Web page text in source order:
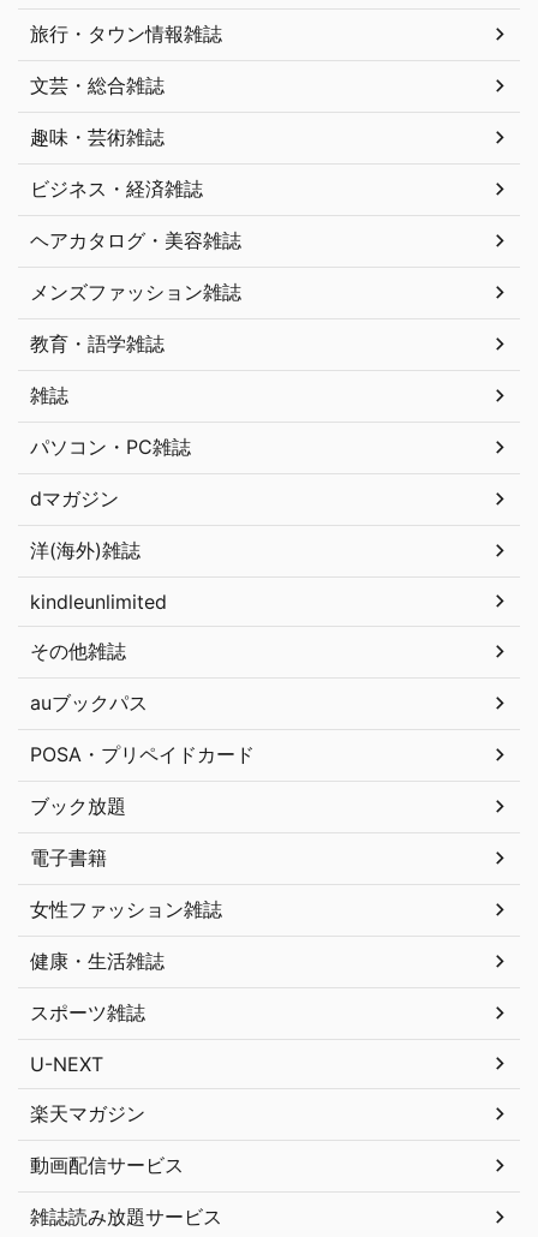
旅行・タウン情報雑誌
文芸・総合雑誌
趣味・芸術雑誌
ビジネス・経済雑誌
ヘアカタログ・美容雑誌
メンズファッション雑誌
教育・語学雑誌
雑誌
パソコン・PC雑誌
dマガジン
洋(海外)雑誌
kindleunlimited
その他雑誌
auブックパス
POSA・プリペイドカード
ブック放題
電子書籍
女性ファッション雑誌
健康・生活雑誌
スポーツ雑誌
U-NEXT
楽天マガジン
動画配信サービス
雑誌読み放題サービス